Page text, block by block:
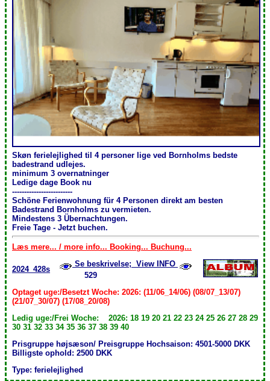
Skøn ferielejlighed til 4 personer lige ved Bornholms bedste
badestrand udlejes.
minimum 3 overnatninger
Ledige dage Book nu
-------------------------
Schöne Ferienwohnung für 4 Personen direkt am besten
Badestrand Bornholms zu vermieten.
Mindestens 3 Übernachtungen .
Freie Tage - Jetzt buchen.
Læs mere... / more info... Booking... Buchung...
2024_428s
Se beskrivelse; View INFO
529
Optaget uge:/Besetzt Woche: 2026: (11/06_14/06) (08/07_13/07)
(21/07_30/07) (17/08_20/08)
Ledig uge:/Frei Woche: 2026: 18 19 20 21 22 23 24 25 26 27 28 29
30 31 32 33 34 35 36 37 38 39 40
Prisgruppe højsæson/ Preisgruppe Hochsaison: 4501-5000 DKK
Billigste ophold: 2500 DKK
Type: ferielejlighed